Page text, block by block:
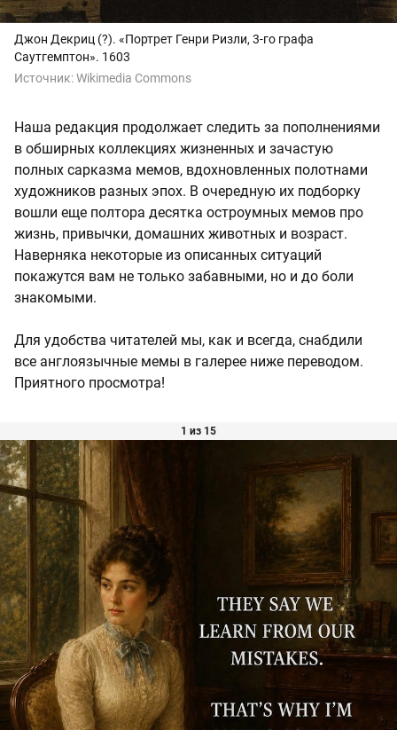
Джон Декриц (?). «Портрет Генри Ризли, 3-го графа
Саутгемптон». 1603
Источник:Wikimedia Commons
Наша редакция продолжает следить за пополнениями
в обширных коллекциях жизненных и зачастую
полных сарказма мемов, вдохновленных полотнами
художников разных эпох. В очередную их подборку
вошли еще полтора десятка остроумных мемов про
жизнь, привычки, домашних животных и возраст.
Наверняка некоторые из описанных ситуаций
покажутся вам не только забавными, но и до боли
знакомыми.
Для удобства читателей мы, как и всегда, снабдили
все англоязычные мемы в галерее ниже переводом.
Приятного просмотра!
1 из 15